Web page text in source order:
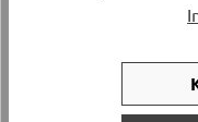
Lieferung und